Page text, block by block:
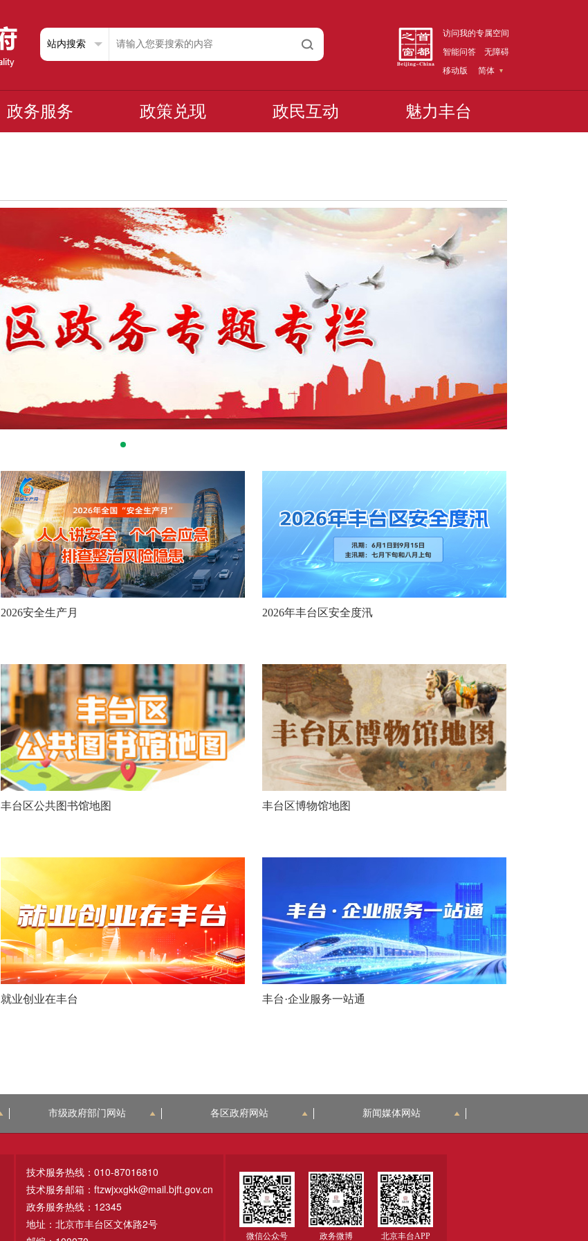
访问我的专属空间
智能问答
无障碍
移动版
简体
政务服务 政策兑现 政民互动 魅力丰台
2026安全生产月 2026年丰台区安全度汛
丰台区公共图书馆地图 丰台区博物馆地图
就业创业在丰台 丰台·企业服务一站通
市级政府部门网站 各区政府网站 新闻媒体网站
技术服务热线：010-87016810
技术服务邮箱：ftzwjxxgkk@mail.bjft.gov.cn
政务服务热线：12345
地址：北京市丰台区文体路2号
微信公众号 政务微博 北京丰台APP